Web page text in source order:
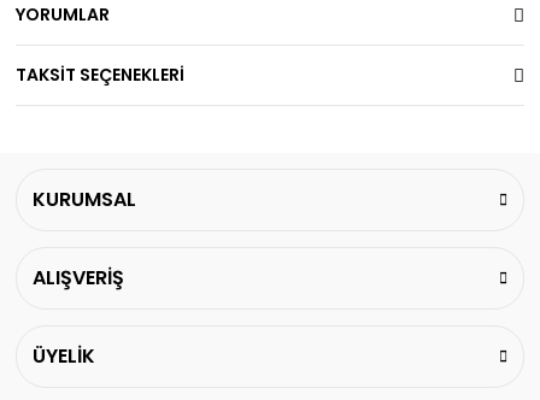
YORUMLAR
TAKSİT SEÇENEKLERİ
KURUMSAL
ALIŞVERİŞ
ÜYELİK